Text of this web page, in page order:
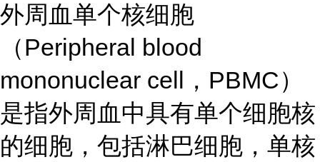
外周血单个核细胞
（Peripheral blood
mononuclear cell，PBMC）
是指外周血中具有单个细胞核
的细胞，包括淋巴细胞，单核